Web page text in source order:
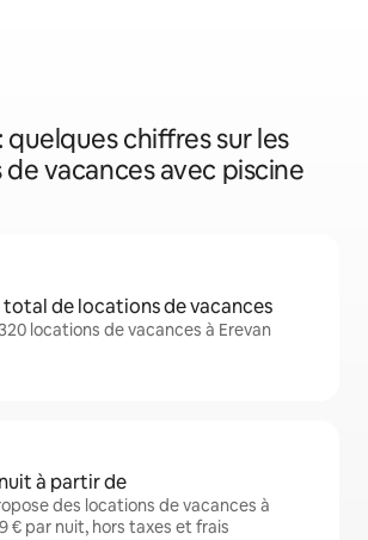
quelques chiffres sur les
vacances avec piscine
total de locations de vacances
locations de vacances à Erevan
à partir de
des locations de vacances à
€ par nuit, hors taxes et frais